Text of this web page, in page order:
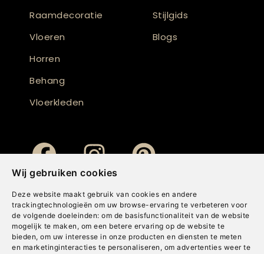
Wij gebruiken cookies
Deze website maakt gebruik van cookies en andere
trackingtechnologieën om uw browse-ervaring te verbeteren voor
de volgende doeleinden: om de basisfunctionaliteit van de website
mogelijk te maken , om een betere ervaring op de website te
bieden, om uw interesse in onze producten en diensten te meten
en marketinginteracties te personaliseren , om advertenties weer te
Raamdecoratie
Vloeren
Horren
Behang
Vloerkleden
Stijlgids
Blogs